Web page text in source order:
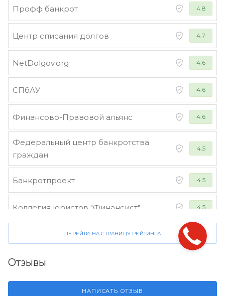
Профф банкрот 4.8
Центр списания долгов 4.7
NetDolgov.org 4.6
СПбАУ 4.6
Финансово-Правовой альянс 4.6
Федеральный центр банкротства
граждан
4.5
Банкротпроект 4.5
Коллегия юристов "Финансист" 4.5
ПЕРЕЙТИ НА СТРАНИЦУ РЕЙТИНГА
Отзывы
НАПИСАТЬ ОТЗЫВ